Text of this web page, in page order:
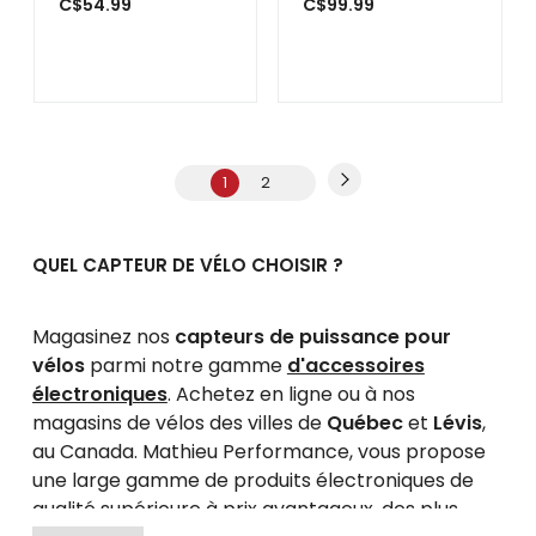
C$54.99 C$99.99
1 2
QUEL CAPTEUR DE VÉLO CHOISIR ?
Magasinez nos capteurs de puissance pour
vélosparmi notre gamme d'accessoires
électroniques. Achetez en ligne ou à nos
magasins de vélos des villes de Québecet Lévis,
au Canada. Mathieu Performance, vous propose
une large gamme de produits électroniques de
qualité supérieure à prix avantageux, des plus